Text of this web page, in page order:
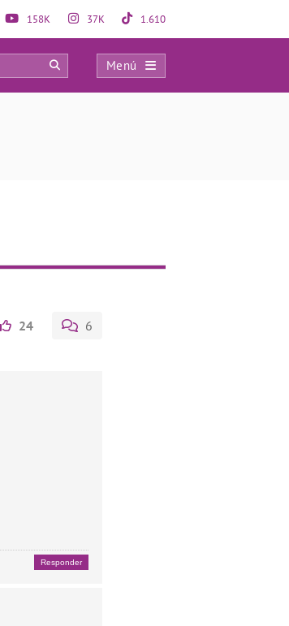
158K 37K 1.610
Menú
24 6
Responder